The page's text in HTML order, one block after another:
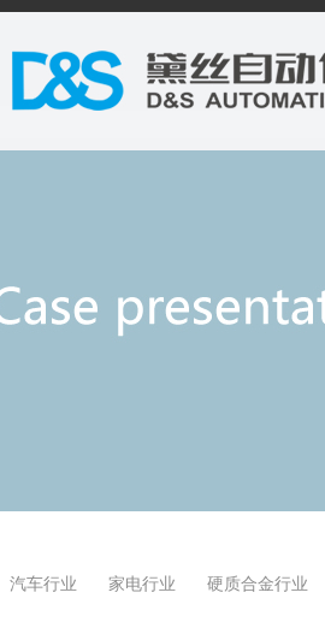
汽车行业 家电行业 硬质合金行业